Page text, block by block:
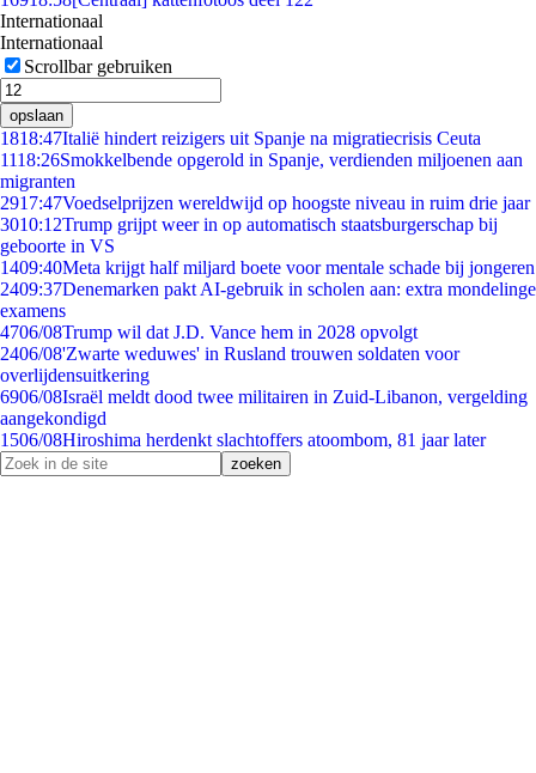
Internationaal
Internationaal
Scrollbar gebruiken
opslaan
1818:47Italië hindert reizigers uit Spanje na migratiecrisis Ceuta
1118:26Smokkelbende opgerold in Spanje, verdienden miljoenen aan
migranten
2917:47Voedselprijzen wereldwijd op hoogste niveau in ruim drie jaar
3010:12Trump grijpt weer in op automatisch staatsburgerschap bij
geboorte in VS
1409:40Meta krijgt half miljard boete voor mentale schade bij jongeren
2409:37Denemarken pakt AI-gebruik in scholen aan: extra mondelinge
examens
4706/08Trump wil dat J.D. Vance hem in 2028 opvolgt
2406/08'Zwarte weduwes' in Rusland trouwen soldaten voor
overlijdensuitkering
6906/08Israël meldt dood twee militairen in Zuid-Libanon, vergelding
aangekondigd
1506/08Hiroshima herdenkt slachtoffers atoombom, 81 jaar later